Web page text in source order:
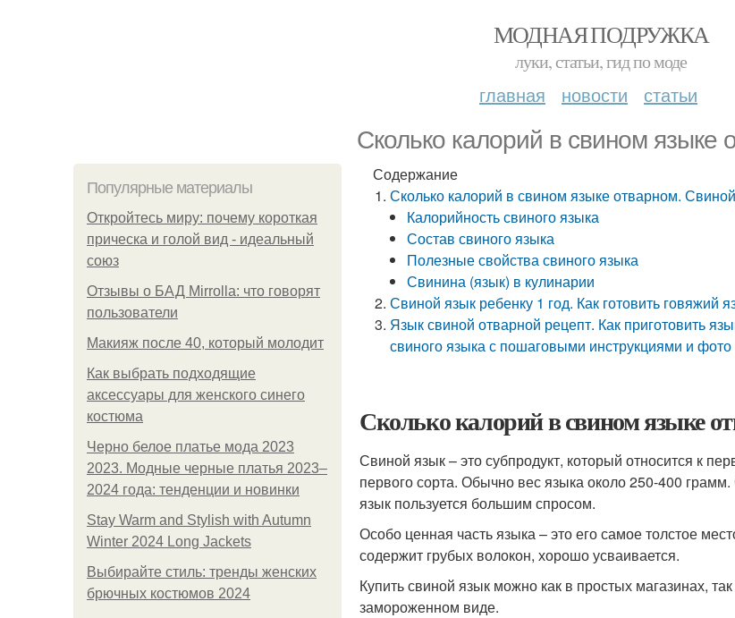
МОДНАЯ ПОДРУЖКА
луки, статьи, гид по моде
главная новости статьи
Сколько калорий в свином языке
Популярные материалы
Откройтесь миру: почему короткая
прическа и голой вид - идеальный
союз
Отзывы о БАД Mirrolla: что говорят
пользователи
Макияж после 40, который молодит
Как выбрать подходящие
аксессуары для женского синего
костюма
Черно белое платье мода 2023
2023. Модные черные платья 2023–
2024 года: тенденции и новинки
Stay Warm and Stylish with Autumn
Winter 2024 Long Jackets
Выбирайте стиль: тренды женских
брючных костюмов 2024
Содержание
Сколько калорий в свином языке отварном.
Калорийность свиного языка
Состав свиного языка
Полезные свойства свиного языка
Свинина (язык) в кулинарии
Свиной язык ребенку 1 год. Как готовить говяжий
Язык свиной отварной рецепт. Как приготовить
свиного языка с пошаговыми инструкциями и фото
Сколько калорий в свином языке
Свиной язык – это субпродукт, который относится к
первого сорта. Обычно вес языка около 250-400
язык пользуется большим спросом.
Особо ценная часть языка – это его самое толстое
содержит грубых волокон, хорошо усваивается.
Купить свиной язык можно как в простых магазинах,
замороженном виде.